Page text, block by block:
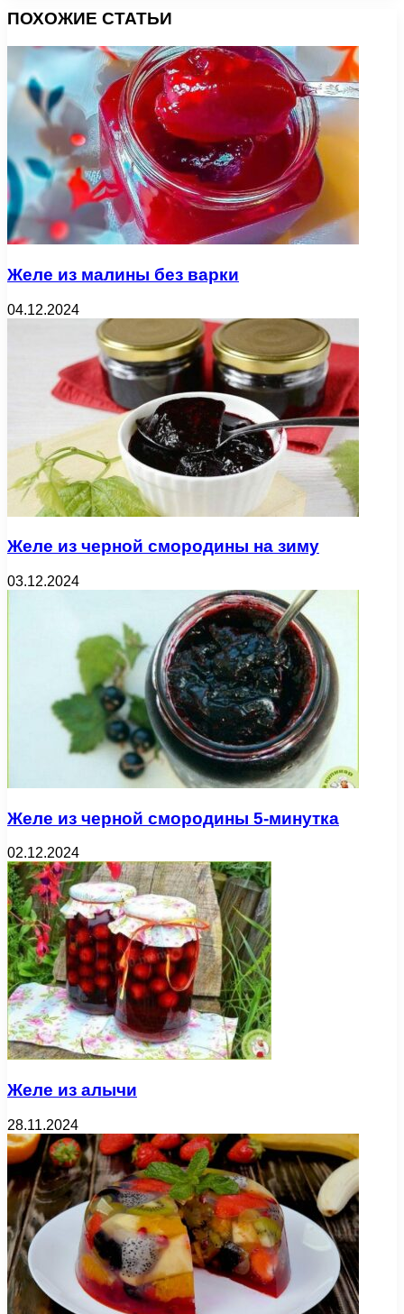
ПОХОЖИЕ СТАТЬИ
Желе из малины без варки
04.12.2024
Желе из черной смородины на зиму
03.12.2024
Желе из черной смородины 5-минутка
02.12.2024
Желе из алычи
28.11.2024